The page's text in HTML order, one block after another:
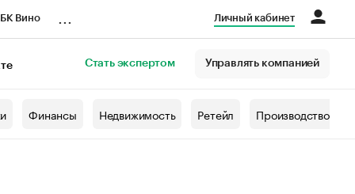
Вино Личный кабинет
Стать экспертом Управлять компанией
Финансы Недвижимость Ретейл Производство